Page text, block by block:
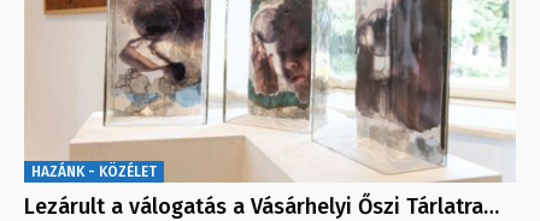
HAZÁNK - KÖZÉLET
Lezárult a válogatás a Vásárhelyi Őszi Tárlatra…